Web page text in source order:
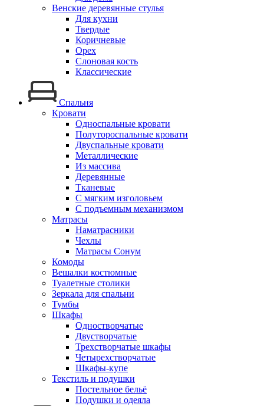
Венские деревянные стулья
Для кухни
Твердые
Коричневые
Орех
Слоновая кость
Классические
Спальня
Кровати
Односпальные кровати
Полутороспальные кровати
Двуспальные кровати
Металлические
Из массива
Деревянные
Тканевые
С мягким изголовьем
С подъемным механизмом
Матрасы
Наматрасники
Чехлы
Матрасы Сонум
Комоды
Вешалки костюмные
Туалетные столики
Зеркала для спальни
Тумбы
Шкафы
Одностворчатые
Двустворчатые
Трехстворчатые шкафы
Четырехстворчатые
Шкафы-купе
Текстиль и подушки
Постельное бельё
Подушки и одеяла